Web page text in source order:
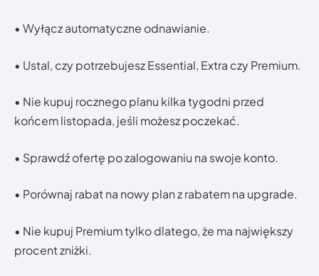
• Wyłącz automatyczne odnawianie.
• Ustal, czy potrzebujesz Essential, Extra czy Premium.
• Nie kupuj rocznego planu kilka tygodni przed
końcem listopada, jeśli możesz poczekać.
• Sprawdź ofertę po zalogowaniu na swoje konto.
• Porównaj rabat na nowy plan z rabatem na upgrade.
• Nie kupuj Premium tylko dlatego, że ma największy
procent zniżki.